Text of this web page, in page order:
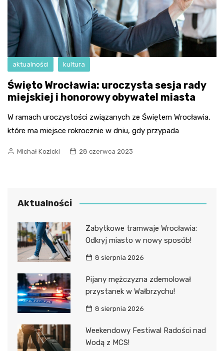
aktualności kultura
Święto Wrocławia: uroczysta sesja rady
miejskiej i honorowy obywatel miasta
W ramach uroczystości związanych ze Świętem Wrocławia,
które ma miejsce rokrocznie w dniu, gdy przypada
Michał Kozicki 28 czerwca 2023
Aktualności
Zabytkowe tramwaje Wrocławia:
Odkryj miasto w nowy sposób!
8 sierpnia 2026
Pijany mężczyzna zdemolował
przystanek w Wałbrzychu!
8 sierpnia 2026
Weekendowy Festiwal Radości nad
Wodą z MCS!